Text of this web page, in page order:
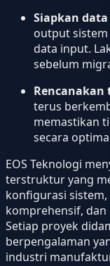
Siapkan
output
data input.
sebelum
terus
memastikan
secara
EOS Teknologi
terstruktur yang
konfigurasi
komprehensif,
Setiap proyek
berpengalaman
industri